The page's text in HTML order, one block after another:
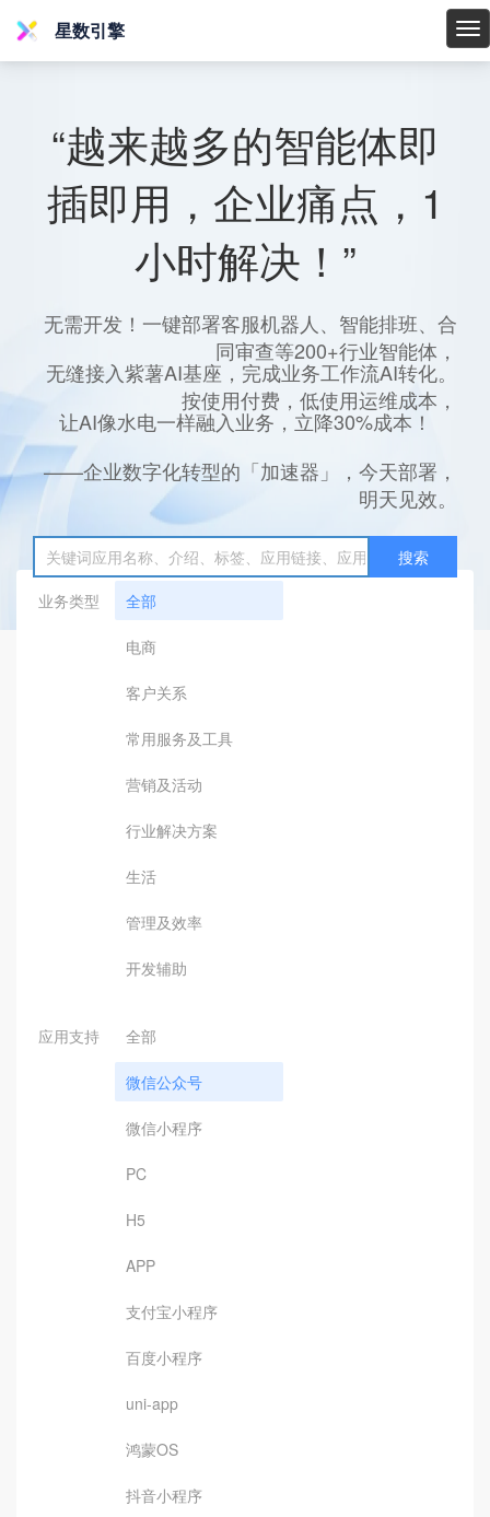
星
星数引擎
“越来越多的智能体即
插即用，企业痛点，1
小时解决！”
无需开发！一键部署客服机器人、智能排班、合
同审查等200+行业智能体，
无缝接入紫薯AI基座，完成业务工作流AI转化。
按使用付费，低使用运维成本，
让AI像水电一样融入业务，立降30%成本！
——企业数字化转型的「加速器」，今天部署，
明天见效。
搜索
业务类型
全部
电商
客户关系
常用服务及工具
营销及活动
行业解决方案
生活
管理及效率
开发辅助
应用支持 全部
微信公众号
微信小程序
PC
H5
APP
支付宝小程序
百度小程序
uni-app
鸿蒙OS
抖音小程序